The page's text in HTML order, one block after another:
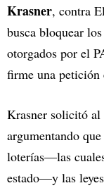
Krasner, contra
busca bloquear
otorgados por el
firme una petición
Krasner solicitó al
argumentando
loterías—las
estado—y las